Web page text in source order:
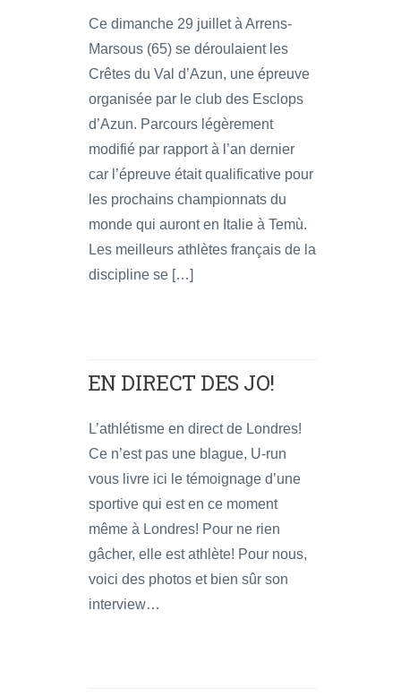
Ce dimanche 29 juillet à Arrens-
Marsous (65) se déroulaient les
Crêtes du Val d’Azun, une épreuve
organisée par le club des Esclops
d’Azun. Parcours légèrement
modifié par rapport à l’an dernier
car l’épreuve était qualificative pour
les prochains championnats du
monde qui auront en Italie à Temù.
Les meilleurs athlètes français de la
discipline se […]
EN DIRECT DES JO!
L’athlétisme en direct de Londres!
Ce n’est pas une blague, U-run
vous livre ici le témoignage d’une
sportive qui est en ce moment
même à Londres! Pour ne rien
gâcher, elle est athlète! Pour nous,
voici des photos et bien sûr son
interview…